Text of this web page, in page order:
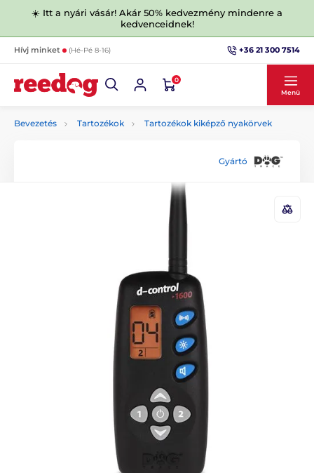
☀️ Itt a nyári vásár! Akár 50% kedvezmény mindenre a
kedvenceidnek!
Hívj minket (Hé-Pé 8-16) +36 21 300 7514
0
Menü
Bevezetés Tartozékok Tartozékok kiképző nyakörvek
Gyártó